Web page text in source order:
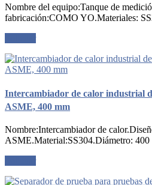
Nombre del equipo:Tanque de
fabricación:COMO YO.Materiales:
Intercambiador de calor industrial
ASME, 400 mm
Nombre:Intercambiador de
ASME.Material:SS304.Diámetro: 400